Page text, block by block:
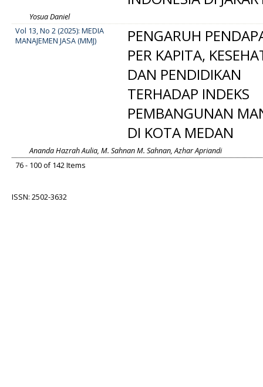
Yosua Daniel
Vol 13, No 2 (2025): MEDIA
MANAJEMEN JASA (MMJ)
PENGARUH
PER KAPITA,
DAN PENDIDIKAN
TERHADAP INDEKS
PEMBANGUNAN
DI KOTA MEDAN
Ananda Hazrah Aulia, M. Sahnan M. Sahnan, Azhar Apriandi
76 - 100 of 142 Items
ISSN: 2502-3632